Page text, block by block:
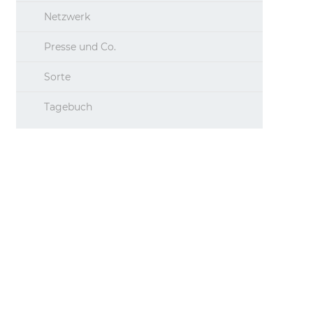
Netzwerk
Presse und Co.
Sorte
Tagebuch